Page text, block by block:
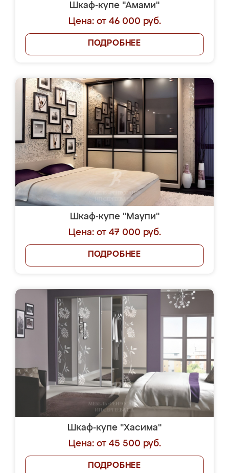
Шкаф-купе "Амами"
Цена: от 46 000 руб.
ПОДРОБНЕЕ
Шкаф-купе "Маупи"
Цена: от 47 000 руб.
ПОДРОБНЕЕ
Шкаф-купе "Хасима"
Цена: от 45 500 руб.
ПОДРОБНЕЕ